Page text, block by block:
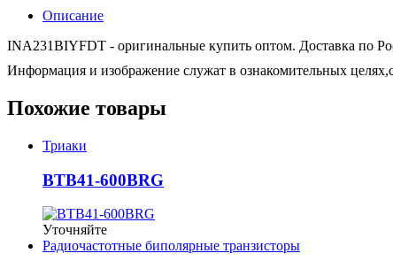
Описание
INA231BIYFDT - оригинальные купить оптом. Доставка по
Информация и изображение служат в ознакомительных
Похожие товары
Триаки
BTB41-600BRG
Уточняйте
Радиочастотные биполярные транзисторы